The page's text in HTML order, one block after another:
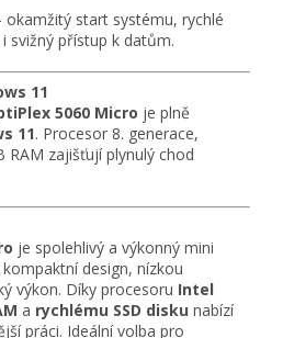
okamžitý start systému, rychlé
svižný přístup k datům.
11
5060 Micro je plně
11. Procesor 8. generace,
RAM zajišťují plynulý chod
je spolehlivý a výkonný mini
design, nízkou
výkon. Díky procesoru Intel
a rychlému SSD disku nabízí
práci. Ideální volba pro